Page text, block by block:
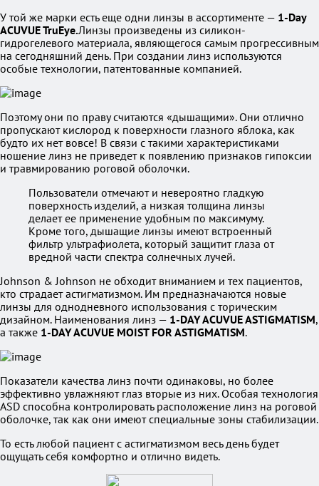
У той же марки есть еще одни линзы в ассортименте — 1-Day
ACUVUE TruEye.Линзы произведены из силикон-
гидрогелевого материала, являющегося самым прогрессивным
на сегодняшний день. При создании линз используются
особые технологии, патентованные компанией.
Поэтому они по праву считаются «дышащими». Они отлично
пропускают кислород к поверхности глазного яблока, как
будто их нет вовсе! В связи с такими характеристиками
ношение линз не приведет к появлению признаков гипоксии
и травмированию роговой оболочки.
Пользователи отмечают и невероятно гладкую
поверхность изделий, а низкая толщина линзы
делает ее применение удобным по максимуму.
Кроме того, дышащие линзы имеют встроенный
фильтр ультрафиолета, который защитит глаза от
вредной части спектра солнечных лучей.
Johnson & Johnson не обходит вниманием и тех пациентов,
кто страдает астигматизмом. Им предназначаются новые
линзы для однодневного использования с торическим
дизайном. Наименования линз — 1-DAY ACUVUE ASTIGMATISM,
а также 1-DAY ACUVUE MOIST FOR ASTIGMATISM.
Показатели качества линз почти одинаковы, но более
эффективно увлажняют глаз вторые из них. Особая технология
ASD способна контролировать расположение линз на роговой
оболочке, так как они имеют специальные зоны стабилизации.
То есть любой пациент с астигматизмом весь день будет
ощущать себя комфортно и отлично видеть.